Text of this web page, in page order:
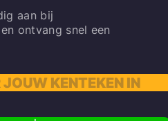
aan bij
ontvang snel een